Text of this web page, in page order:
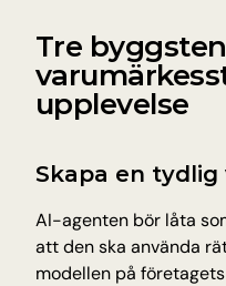
Tre
upplevelse
Skapa en
AI-agenten bör låta
att den ska använda
modellen på